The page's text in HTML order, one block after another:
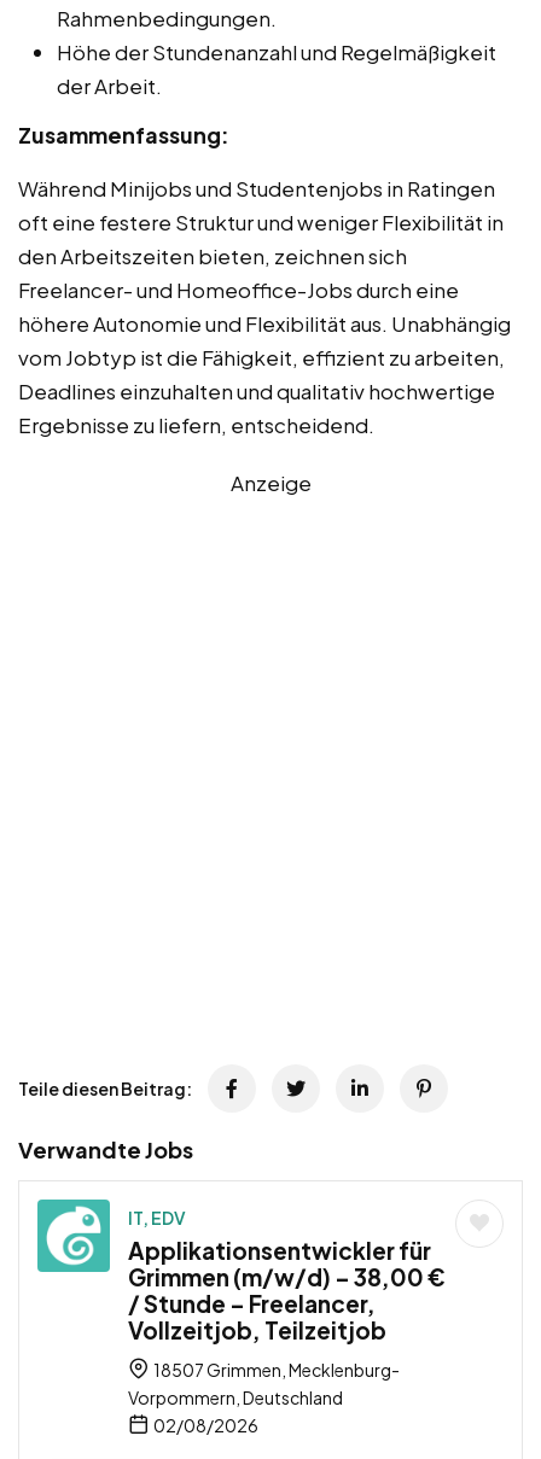
Rahmenbedingungen.
Höhe der Stundenanzahl und Regelmäßigkeit
der Arbeit.
Zusammenfassung:
Während Minijobs und Studentenjobs in Ratingen
oft eine festere Struktur und weniger Flexibilität in
den Arbeitszeiten bieten, zeichnen sich
Freelancer- und Homeoffice-Jobs durch eine
höhere Autonomie und Flexibilität aus. Unabhängig
vom Jobtyp ist die Fähigkeit, effizient zu arbeiten,
Deadlines einzuhalten und qualitativ hochwertige
Ergebnisse zu liefern, entscheidend.
Anzeige
Teile diesen Beitrag:
Verwandte Jobs
IT, EDV
Applikationsentwickler für
Grimmen (m/w/d) – 38,00 €
/ Stunde – Freelancer,
Vollzeitjob, Teilzeitjob
18507 Grimmen, Mecklenburg-
Vorpommern, Deutschland
02/08/2026